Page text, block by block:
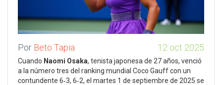
Por Beto Tapia 12 oct 2025
Cuando Naomi Osaka, tenista japonesa de 27 años, venció
a la número tres del ranking mundial Coco Gauffcon un
contundente 6‑3, 6‑2, el martes 1 de septiembre de 2025 se